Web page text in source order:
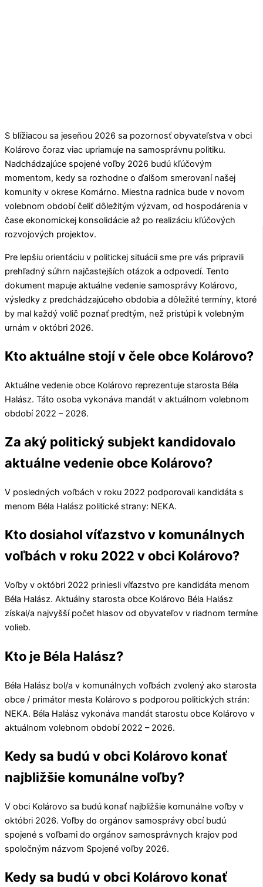
S blížiacou sa jeseňou 2026 sa pozornosť obyvateľstva v obci
Kolárovo čoraz viac upriamuje na samosprávnu politiku.
Nadchádzajúce spojené voľby 2026 budú kľúčovým
momentom, kedy sa rozhodne o ďalšom smerovaní našej
komunity v okrese Komárno. Miestna radnica bude v novom
volebnom období čeliť dôležitým výzvam, od hospodárenia v
čase ekonomickej konsolidácie až po realizáciu kľúčových
rozvojových projektov.
Pre lepšiu orientáciu v politickej situácii sme pre vás pripravili
prehľadný súhrn najčastejších otázok a odpovedí. Tento
dokument mapuje aktuálne vedenie samosprávy Kolárovo,
výsledky z predchádzajúceho obdobia a dôležité termíny, ktoré
by mal každý volič poznať predtým, než pristúpi k volebným
urnám v októbri 2026.
Kto aktuálne stojí v čele obce Kolárovo?
Aktuálne vedenie obce Kolárovo reprezentuje starosta Béla
Halász. Táto osoba vykonáva mandát v aktuálnom volebnom
období 2022 – 2026.
Za aký politický subjekt kandidovalo
aktuálne vedenie obce Kolárovo?
V posledných voľbách v roku 2022 podporovali kandidáta s
menom Béla Halász politické strany: NEKA.
Kto dosiahol víťazstvo v komunálnych
voľbách v roku 2022 v obci Kolárovo?
Voľby v októbri 2022 priniesli víťazstvo pre kandidáta menom
Béla Halász. Aktuálny starosta obce Kolárovo Béla Halász
získal/a najvyšší počet hlasov od obyvateľov v riadnom termíne
volieb.
Kto je Béla Halász?
Béla Halász bol/a v komunálnych voľbách zvolený ako starosta
obce / primátor mesta Kolárovo s podporou politických strán:
NEKA. Béla Halász vykonáva mandát starostu obce Kolárovo v
aktuálnom volebnom období 2022 – 2026.
Kedy sa budú v obci Kolárovo konať
najbližšie komunálne voľby?
V obci Kolárovo sa budú konať najbližšie komunálne voľby v
októbri 2026. Voľby do orgánov samosprávy obcí budú
spojené s voľbami do orgánov samosprávnych krajov pod
spoločným názvom Spojené voľby 2026.
Kedy sa budú v obci Kolárovo konať